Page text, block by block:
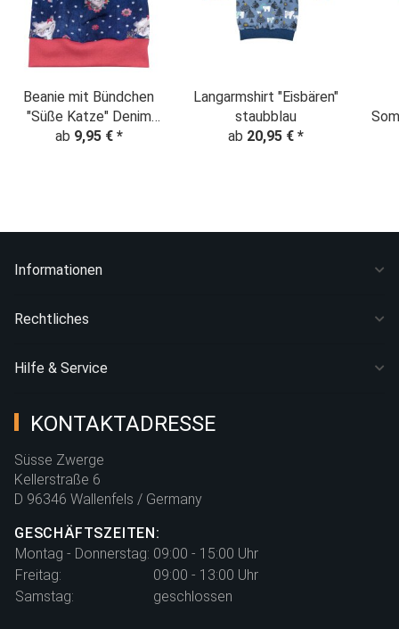
Beanie mit Bündchen
"Süße Katze" Denim
Look
ab 9,95 € *
Langarmshirt "Eisbären"
staubblau
ab 20,95 € *
Informationen
Rechtliches
Hilfe & Service
KONTAKTADRESSE
Süsse Zwerge
Kellerstraße 6
D 96346 Wallenfels / Germany
GESCHÄFTSZEITEN:
Montag - Donnerstag: 09:00 - 15:00 Uhr
Freitag:
09:00 - 13:00 Uhr
Samstag:
geschlossen